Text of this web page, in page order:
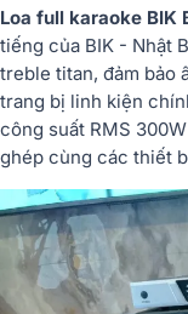
Loa full karaoke BIK
tiếng của BIK - Nhật
treble titan, đảm bảo
trang bị linh kiện
công suất RMS
ghép cùng các thiết